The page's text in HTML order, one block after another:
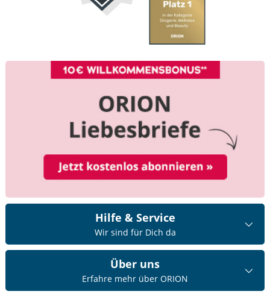
Hilfe & Service
Wir sind für Dich da
Über uns
Erfahre mehr über ORION